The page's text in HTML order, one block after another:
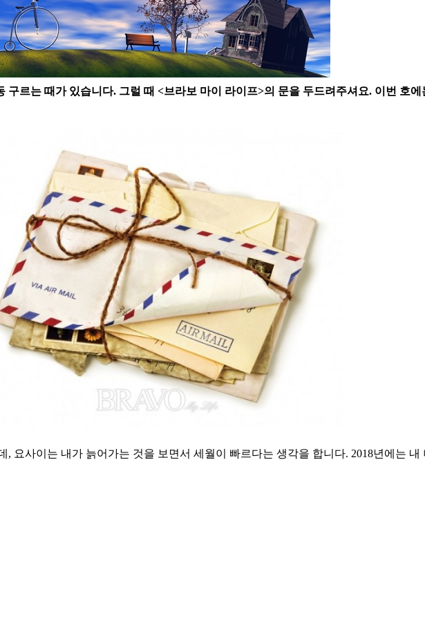
르는 때가 있습니다. 그럴 때 <브라보 마이 라이프>의 문을 두드려주셔요. 이번 호
요사이는 내가 늙어가는 것을 보면서 세월이 빠르다는 생각을 합니다. 2018년에는 내